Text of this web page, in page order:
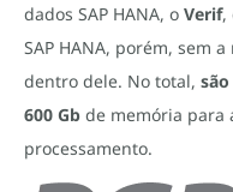
dados SAP HANA, o Verif,
SAP HANA, porém, sem
dentro dele. No total,
600 Gb de memória para
processamento.